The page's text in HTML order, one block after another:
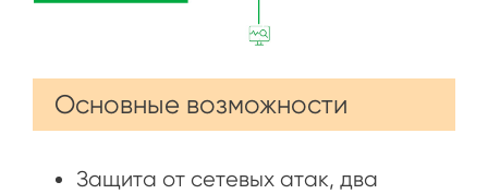
Основные возможности
Защита от сетевых атак, два